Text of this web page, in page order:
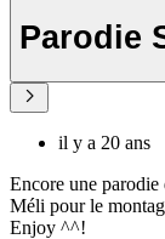
Parodie
il y a 20 ans
Encore une
Méli pour le
Enjoy ^^!